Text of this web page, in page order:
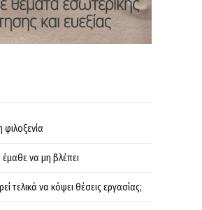
να μη βλέπει
τελικά να κόψει θέσεις εργασίας;